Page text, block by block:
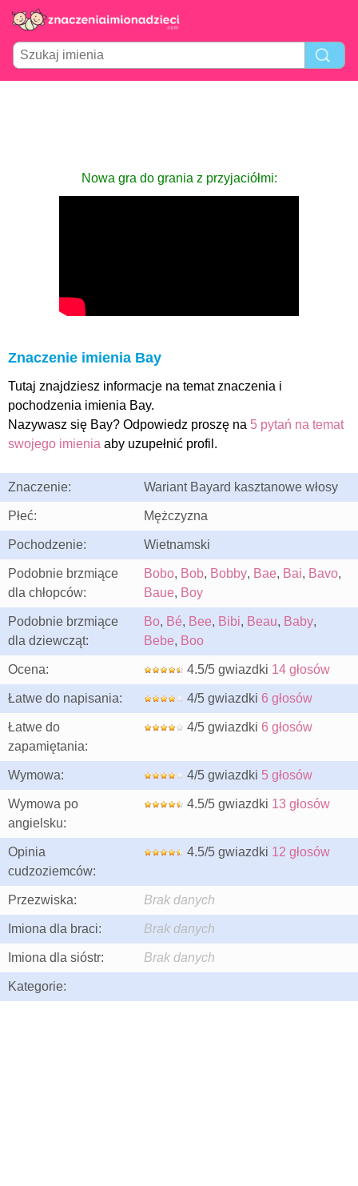
Nowa gra do grania z przyjaciółmi:
Znaczenie imienia Bay
Tutaj znajdziesz informacje na temat znaczenia i
pochodzenia imienia Bay.
Nazywasz się Bay? Odpowiedz proszę na 5 pytań na temat
swojego imienia aby uzupełnić profil.
Znaczenie: Wariant Bayard kasztanowe włosy
Płeć: Mężczyzna
Pochodzenie: Wietnamski
Podobnie brzmiące
dla chłopców:
Bobo, Bob, Bobby, Bae, Bai, Bavo,
Baue, Boy
Podobnie brzmiące
dla dziewcząt:
Bo, Bé, Bee, Bibi, Beau, Baby,
Bebe, Boo
Ocena: 4.5/5 gwiazdki 14 głosów
Łatwe do napisania: 4/5 gwiazdki 6 głosów
Łatwe do
zapamiętania:
4/5 gwiazdki 6 głosów
Wymowa: 4/5 gwiazdki 5 głosów
Wymowa po
angielsku:
4.5/5 gwiazdki 13 głosów
Opinia
cudzoziemców:
4.5/5 gwiazdki 12 głosów
Przezwiska: Brak danych
Imiona dla braci: Brak danych
Imiona dla sióstr: Brak danych
Kategorie: